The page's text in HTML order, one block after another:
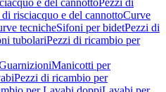
e del cannottoPezzi di
risciacquo e del cannottoCurve
tecnicheSifoni per bidetPezzi di
tubolariPezzi di ricambio per
Manicotti per
Pezzi di ricambio per